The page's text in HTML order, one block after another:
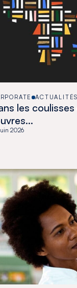
ACTUALITÉS
les
2026